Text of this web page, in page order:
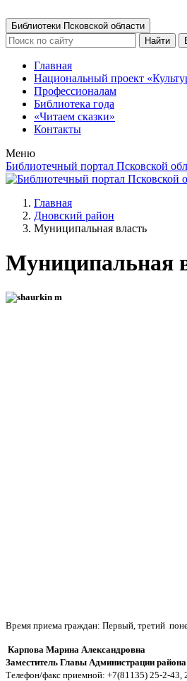
Библиотеки Псковской области
Найти
Главная
Национальный проект
Профессионалам
Библиотека года
«Читаем сказки»
Контакты
Меню
Библиотечный портал Псковской
Главная
Дновский район
Муниципальная власть
Муниципальная
Время приема граждан: Первый, третий
Карпова Марина Александровна
Заместитель Главы Администрации района
Телефон/факс приемной: +7(81135) 25-2-43,